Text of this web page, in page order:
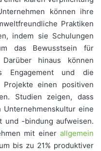
können ihre
Praktiken
indem sie Schulungen
das Bewusstsein für
hinaus können
Engagement und die
Projekte einen positiven
Studien zeigen, dass
eine
und -bindung aufweisen.
mit einer allgemein
um bis zu 21% produktiver